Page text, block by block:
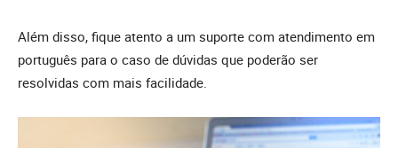
Além disso, fique atento a um suporte com atendimento em
português para o caso de dúvidas que poderão ser
resolvidas com mais facilidade.